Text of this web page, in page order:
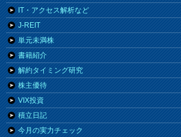
IT・アクセス解析など
J-REIT
単元未満株
書籍紹介
解約タイミング研究
株主優待
VIX投資
積立日記
今月の実力チェック